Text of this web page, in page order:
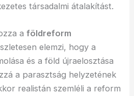
társadalmi átalakítást.
aföldreform
elemzi, hogy a
és a föld újraelosztása
a parasztság helyzetének
realistán szemléli a reform